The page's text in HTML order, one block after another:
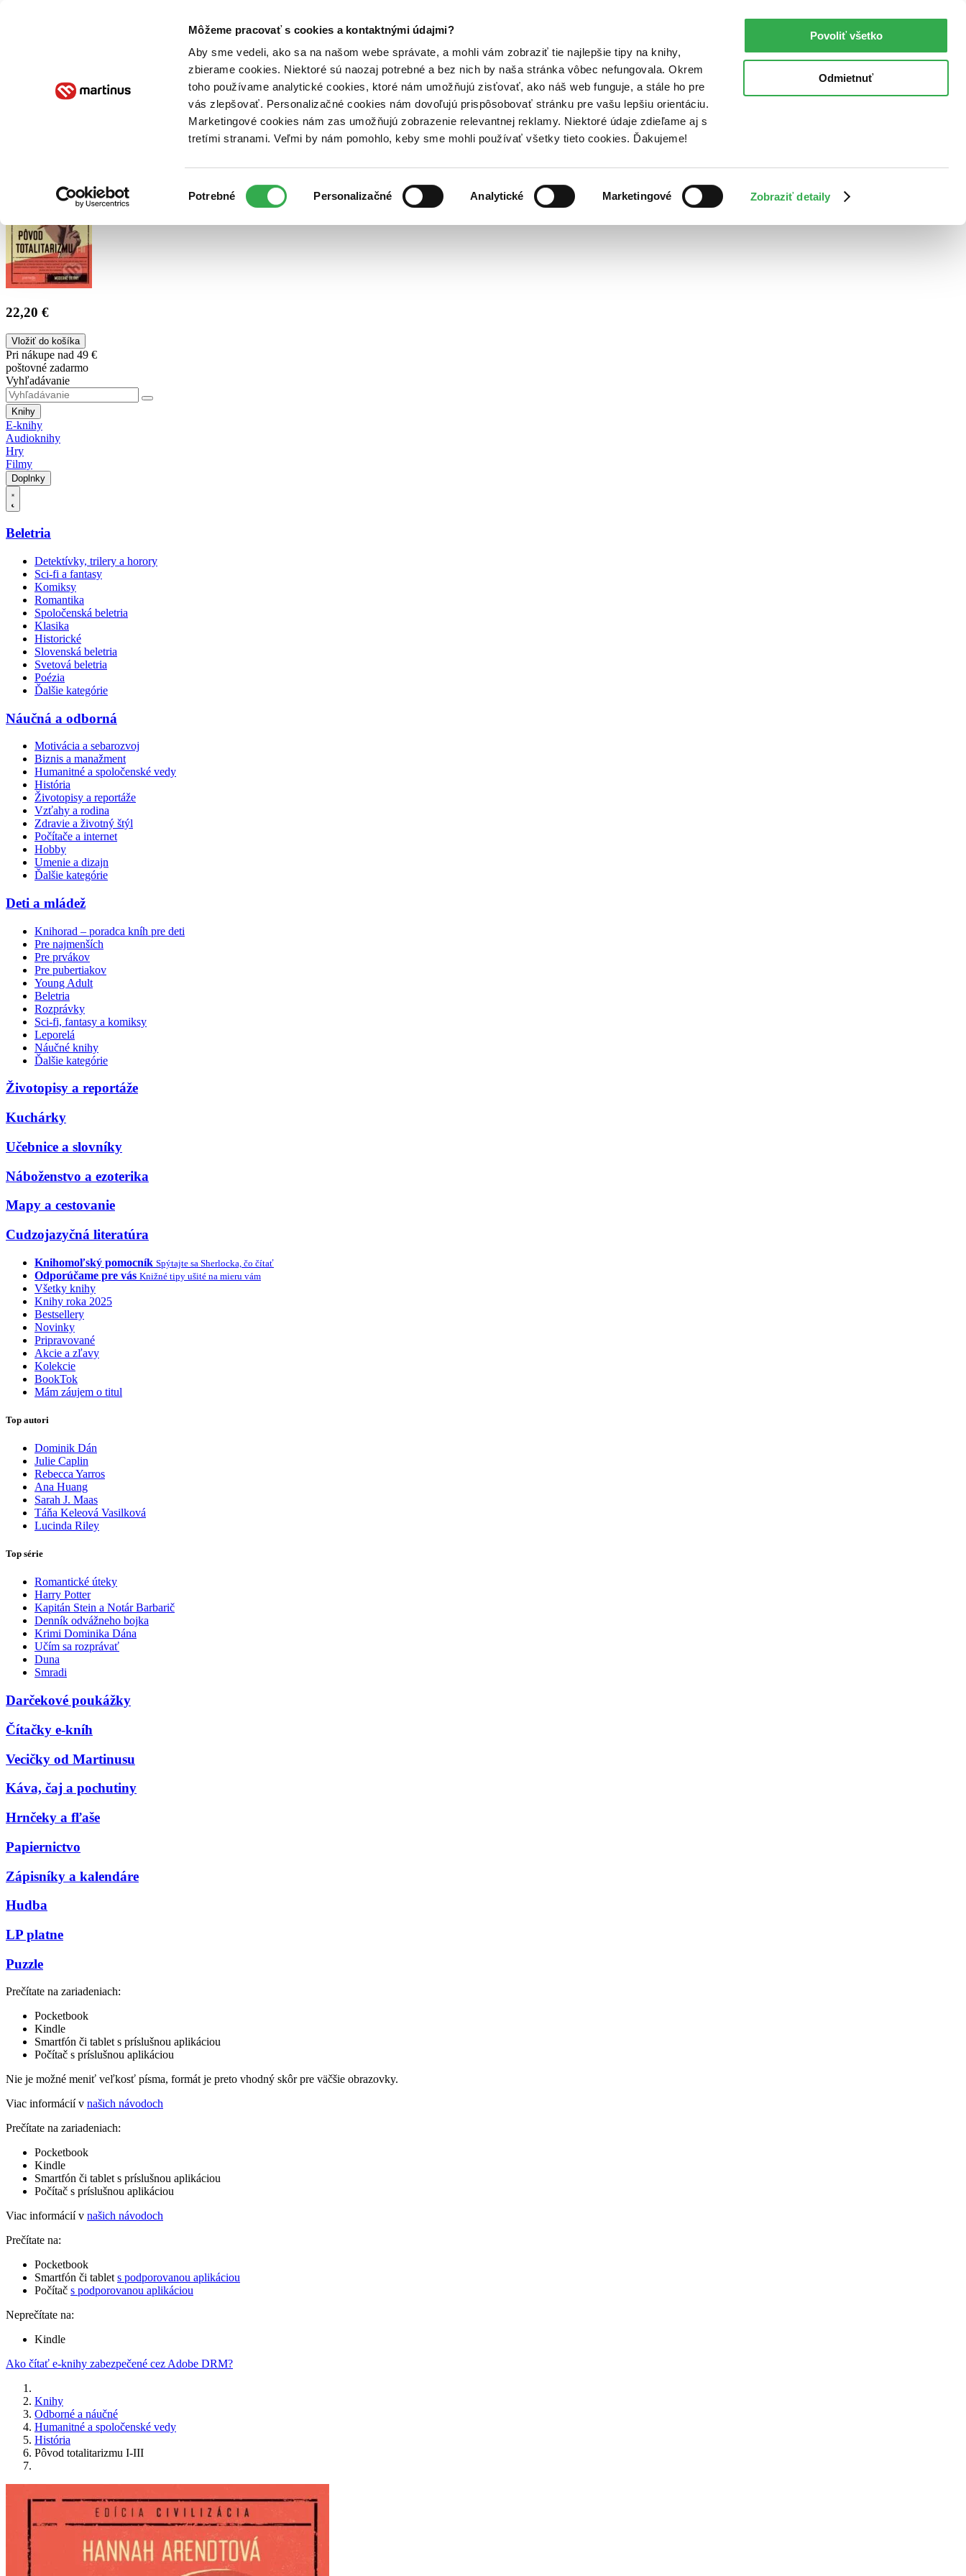
Môžeme pracovať s cookies a kontaktnými údajmi?
Aby sme vedeli, ako sa na našom webe správate, a mohli vám zobraziť tie najlepšie tipy na knihy,
zbierame cookies. Niektoré sú naozaj potrebné a bez nich by naša stránka vôbec nefungovala. Okrem
toho používame analytické cookies, ktoré nám umožňujú zisťovať, ako náš web funguje, a stále ho pre
vás zlepšovať. Personalizačné cookies nám dovoľujú prispôsobovať stránku pre vašu lepšiu orientáciu.
Marketingové cookies nám zas umožňujú zobrazenie relevantnej reklamy. Niektoré údaje zdieľame aj s
tretími stranami. Veľmi by nám pomohlo, keby sme mohli používať všetky tieto cookies. Ďakujeme!
súhlasu
Potrebné Personalizačné Analytické Marketingové Zobraziť detaily
Povoliť všetko
Odmietnuť
Poukážky Kontakt
22,20 €
Vložiť do košíka
Pri nákupe nad 49 €
poštovné zadarmo
Vyhľadávanie
Knihy
E-knihy
Audioknihy
Hry
Filmy
Doplnky
Beletria
Detektívky, trilery a horory
Sci-fi a fantasy
Komiksy
Romantika
Spoločenská beletria
Klasika
Historické
Slovenská beletria
Svetová beletria
Poézia
Ďalšie kategórie
Náučná a odborná
Motivácia a sebarozvoj
Biznis a manažment
Humanitné a spoločenské vedy
História
Životopisy a reportáže
Vzťahy a rodina
Zdravie a životný štýl
Počítače a internet
Hobby
Umenie a dizajn
Ďalšie kategórie
Deti a mládež
Knihorad – poradca kníh pre deti
Pre najmenších
Pre prvákov
Pre pubertiakov
Young Adult
Beletria
Rozprávky
Sci-fi, fantasy a komiksy
Leporelá
Náučné knihy
Ďalšie kategórie
Životopisy a reportáže
Kuchárky
Učebnice a slovníky
Náboženstvo a ezoterika
Mapy a cestovanie
Cudzojazyčná literatúra
Knihomoľský pomocník Spýtajte sa Sherlocka, čo čítať
Odporúčame pre vás Knižné tipy ušité na mieru vám
Všetky knihy
Knihy roka 2025
Bestsellery
Novinky
Pripravované
Akcie a zľavy
Kolekcie
BookTok
Mám záujem o titul
Top autori
Dominik Dán
Julie Caplin
Rebecca Yarros
Ana Huang
Sarah J. Maas
Táňa Keleová Vasilková
Lucinda Riley
Top série
Romantické úteky
Harry Potter
Kapitán Stein a Notár Barbarič
Denník odvážneho bojka
Krimi Dominika Dána
Učím sa rozprávať
Duna
Smradi
Darčekové poukážky
Čítačky e-kníh
Vecičky od Martinusu
Káva, čaj a pochutiny
Hrnčeky a fľaše
Papiernictvo
Zápisníky a kalendáre
Hudba
LP platne
Puzzle
Prečítate na zariadeniach:
Pocketbook
Kindle
Smartfón či tablet s príslušnou aplikáciou
Počítač s príslušnou aplikáciou
Nie je možné meniť veľkosť písma, formát je preto vhodný skôr pre väčšie obrazovky.
Viac informácií v našich návodoch
Prečítate na zariadeniach:
Pocketbook
Kindle
Smartfón či tablet s príslušnou aplikáciou
Počítač s príslušnou aplikáciou
Viac informácií v našich návodoch
Prečítate na:
Pocketbook
Smartfón či tablet s podporovanou aplikáciou
Počítač s podporovanou aplikáciou
Neprečítate na:
Kindle
Ako čítať e-knihy zabezpečené cez Adobe DRM?
Knihy
Odborné a náučné
Humanitné a spoločenské vedy
História
Pôvod totalitarizmu I-III